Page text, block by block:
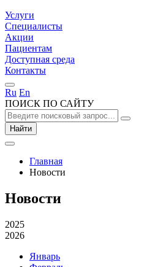
Услуги
Специалисты
Акции
Пациентам
Доступная среда
Контакты
Ru En
ПОИСК ПО САЙТУ
Найти
Главная
Новости
Новости
2025
2026
Январь